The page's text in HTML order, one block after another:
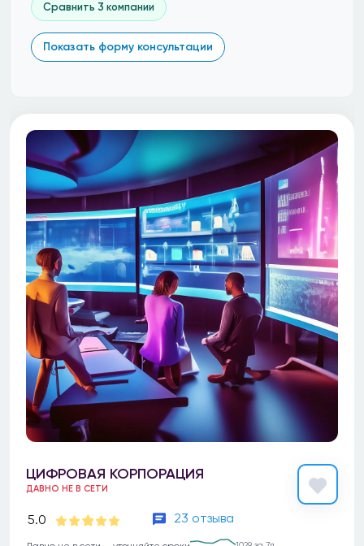
Сравнить 3 компании
Показать форму консультации
ЦИФРОВАЯ КОРПОРАЦИЯ
ДАВНО НЕ В СЕТИ
5.0 23 отзыва